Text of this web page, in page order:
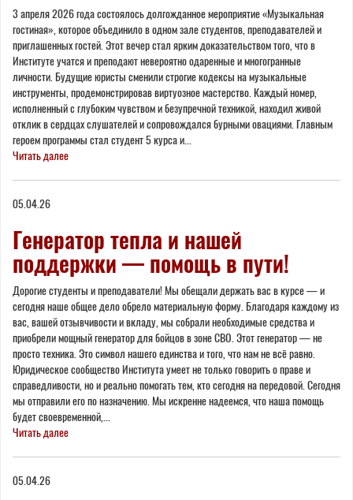
3 апреля 2026 года состоялось долгожданное мероприятие «Музыкальная
гостиная», которое объединило в одном зале студентов, преподавателей и
приглашенных гостей. Этот вечер стал ярким доказательством того, что в
Институте учатся и преподают невероятно одаренные и многогранные
личности. Будущие юристы сменили строгие кодексы на музыкальные
инструменты, продемонстрировав виртуозное мастерство. Каждый номер,
исполненный с глубоким чувством и безупречной техникой, находил живой
отклик в сердцах слушателей и сопровождался бурными овациями. Главным
героем программы стал студент 5 курса и...
Читать далее
05.04.26
Генератор тепла и нашей
поддержки — помощь в пути!
Дорогие студенты и преподаватели! Мы обещали держать вас в курсе — и
сегодня наше общее дело обрело материальную форму. Благодаря каждому из
вас, вашей отзывчивости и вкладу, мы собрали необходимые средства и
приобрели мощный генератор для бойцов в зоне СВО. Этот генератор — не
просто техника. Это символ нашего единства и того, что нам не всё равно.
Юридическое сообщество Института умеет не только говорить о праве и
справедливости, но и реально помогать тем, кто сегодня на передовой. Сегодня
мы отправили его по назначению. Мы искренне надеемся, что наша помощь
будет своевременной,...
Читать далее
05.04.26